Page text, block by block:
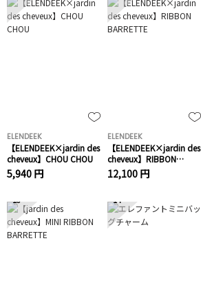
ELENDEEK
【ELENDEEK×jardin des
cheveux】CHOU CHOU
5,940 円
ELENDEEK
【ELENDEEK×jardin des
cheveux】RIBBON
BARRETTE
12,100 円
13 14